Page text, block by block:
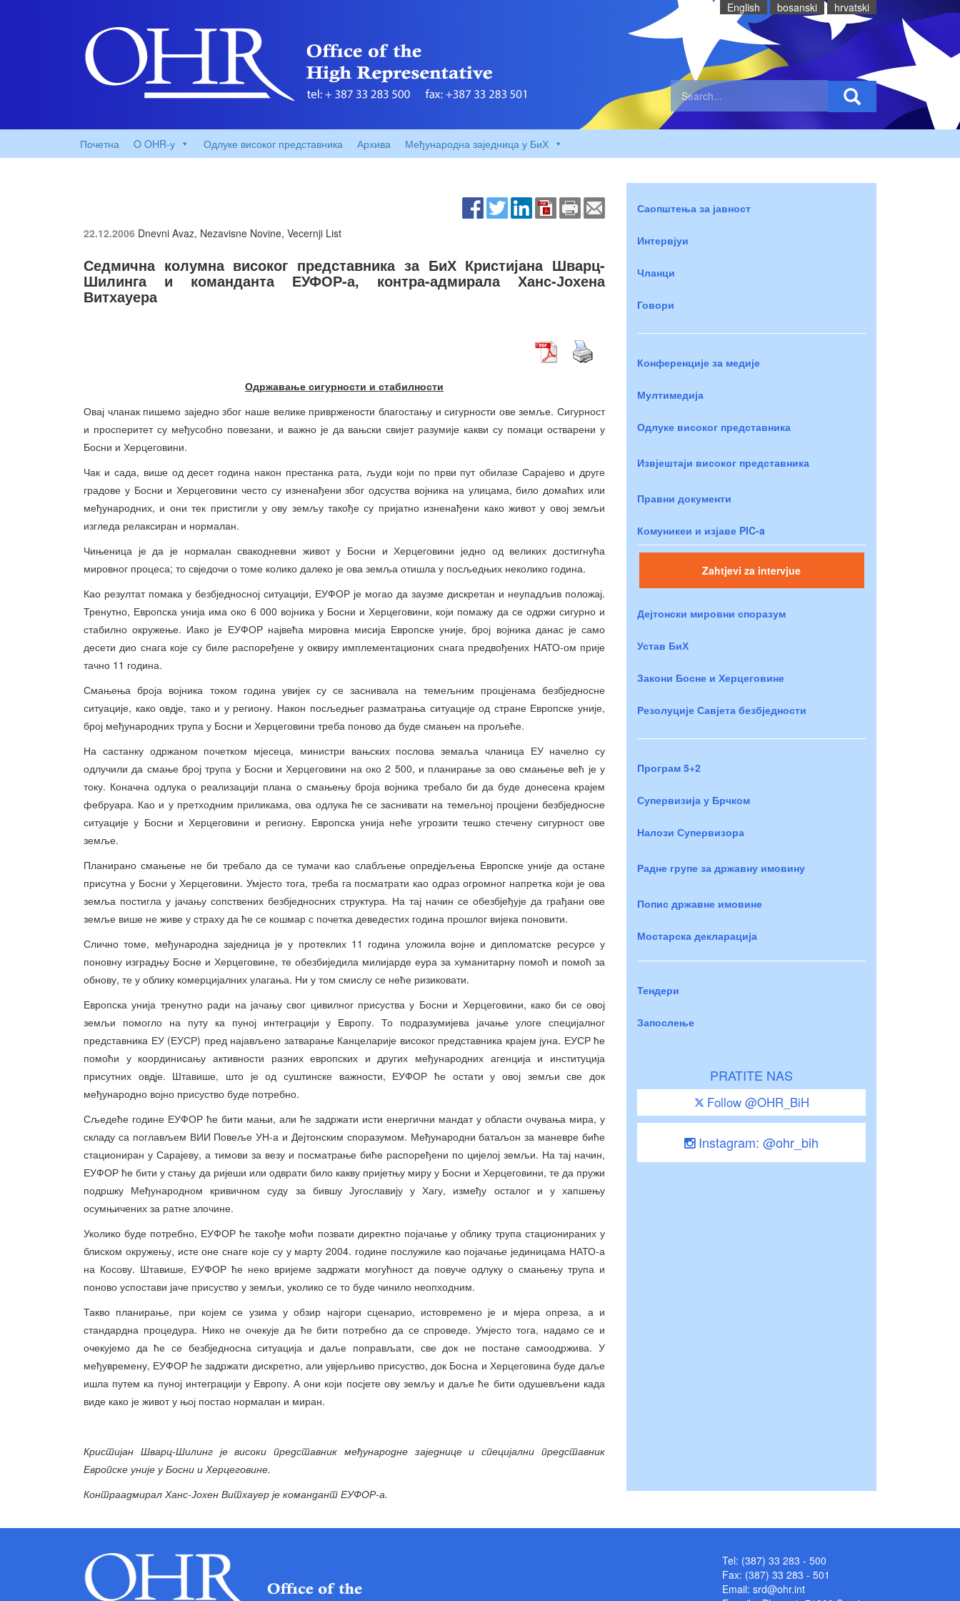
English bosanski hrvatski
Почетна O OHR-у Одлуке високог представника Архива Међународна заједница у БиХ
22.12.2006 Dnevni Avaz, Nezavisne Novine, Vecernji List
Седмична колумна високог представника за БиХ Кристијана Шварц-
Шилинга и команданта ЕУФОР-а, контра-адмирала Ханс-Јохена
Витхауера
Одржавање сигурности и стабилности
Овај чланак пишемо заједно због наше велике привржености благостању и сигурности ове земље. Сигурност
и просперитет су међусобно повезани, и важно је да вањски свијет разумије какви су помаци остварени у
Босни и Херцеговини.
Чак и сада, више од десет година након престанка рата, људи који по први пут обилазе Сарајево и друге
градове у Босни и Херцеговини често су изненађени због одсуства војника на улицама, било домаћих или
међународних, и они тек пристигли у ову земљу такође су пријатно изненађени како живот у овој земљи
изгледа релаксиран и нормалан.
Чињеница је да је нормалан свакодневни живот у Босни и Херцеговини једно од великих достигнућа
мировног процеса; то свједочи о томе колико далеко је ова земља отишла у посљедњих неколико година.
Као резултат помака у безбједносној ситуацији, ЕУФОР је могао да заузме дискретан и неупадљив положај.
Тренутно, Европска унија има око 6 000 војника у Босни и Херцеговини, који помажу да се одржи сигурно и
стабилно окружење. Иако је ЕУФОР највећа мировна мисија Европске уније, број војника данас је само
десети дио снага које су биле распоређене у оквиру имплементационих снага предвођених НАТО-ом прије
тачно 11 година.
Смањења броја војника током година увијек су се заснивала на темељним процјенама безбједносне
ситуације, како овдје, тако и у региону. Након посљедњег разматрања ситуације од стране Европске уније,
број међународних трупа у Босни и Херцеговини треба поново да буде смањен на прољеће.
На састанку одржаном почетком мјесеца, министри вањских послова земаља чланица ЕУ начелно су
одлучили да смање број трупа у Босни и Херцеговини на око 2 500, и планирање за ово смањење већ је у
току. Коначна одлука о реализацији плана о смањењу броја војника требало би да буде донесена крајем
фебруара. Као и у претходним приликама, ова одлука ће се заснивати на темељној процјени безбједносне
ситуације у Босни и Херцеговини и региону. Европска унија неће угрозити тешко стечену сигурност ове
земље.
Планирано смањење не би требало да се тумачи као слабљење опредјељења Европске уније да остане
присутна у Босни у Херцеговини. Умјесто тога, треба га посматрати као одраз огромног напретка који је ова
земља постигла у јачању сопствених безбједносних структура. На тај начин се обезбјеђује да грађани ове
земље више не живе у страху да ће се кошмар с почетка деведестих година прошлог вијека поновити.
Слично томе, међународна заједница је у протеклих 11 година уложила војне и дипломатске ресурсе у
поновну изградњу Босне и Херцеговине, те обезбиједила милијарде еура за хуманитарну помоћ и помоћ за
обнову, те у облику комерцијалних улагања. Ни у том смислу се неће ризиковати.
Европска унија тренутно ради на јачању свог цивилног присуства у Босни и Херцеговини, како би се овој
земљи помогло на путу ка пуној интеграцији у Европу. То подразумијева јачање улоге специјалног
представника ЕУ (ЕУСР) пред најављено затварање Канцеларије високог представника крајем јуна. ЕУСР ће
помоћи у координисању активности разних европских и других међународних агенција и институција
присутних овдје. Штавише, што је од суштинске важности, ЕУФОР ће остати у овој земљи све док
међународно војно присуство буде потребно.
Сљедеће године ЕУФОР ће бити мањи, али ће задржати исти енергични мандат у области очувања мира, у
складу са поглављем ВИИ Повеље УН-а и Дејтонским споразумом. Међународни батаљон за маневре биће
стациониран у Сарајеву, а тимови за везу и посматрање биће распоређени по цијелој земљи. На тај начин,
ЕУФОР ће бити у стању да ријеши или одврати било какву пријетњу миру у Босни и Херцеговини, те да пружи
подршку Међународном кривичном суду за бившу Југославију у Хагу, између осталог и у хапшењу
осумњичених за ратне злочине.
Уколико буде потребно, ЕУФОР ће такође моћи позвати директно појачање у облику трупа стационираних у
блиском окружењу, исте оне снаге које су у марту 2004. године послужиле као појачање јединицама НАТО-а
на Косову. Штавише, ЕУФОР ће неко вријеме задржати могућност да повуче одлуку о смањењу трупа и
поново успостави јаче присуство у земљи, уколико се то буде чинило неопходним.
Такво планирање, при којем се узима у обзир најгори сценарио, истовремено је и мјера опреза, а и
стандардна процедура. Нико не очекује да ће бити потребно да се спроведе. Умјесто тога, надамо се и
очекујемо да ће се безбједносна ситуација и даље поправљати, све док не постане самоодржива. У
међувремену, ЕУФОР ће задржати дискретно, али увјерљиво присуство, док Босна и Херцеговина буде даље
ишла путем ка пуној интеграцији у Европу. А они који посјете ову земљу и даље ће бити одушевљени када
виде како је живот у њој постао нормалан и миран.
Кристијан Шварц-Шилинг је високи представник међународне заједнице и специјални представник
Европске уније у Босни и Херцеговине.
Контраадмирал Ханс-Јохен Витхауер је командант ЕУФОР-а.
Саопштења за јавност
Интервјуи
Чланци
Говори
Конференције за медије
Мултимедија
Одлуке високог представника
Извјештаји високог представника
Правни документи
Комуникеи и изјаве PIC-a
Zahtjevi za intervjue
Дејтонски мировни споразум
Устав БиХ
Закони Босне и Херцеговине
Резолуције Савјета безбједности
Програм 5+2
Супервизија у Брчком
Налози Супервизора
Радне групе за државну имовину
Попис државне имовине
Мостарска декларација
Тендери
Запослење
PRATITE NAS
Follow @OHR_BiH
Instagram: @ohr_bih
Tel: (387) 33 283 - 500
Fax: (387) 33 283 - 501
Email: srd@ohr.int